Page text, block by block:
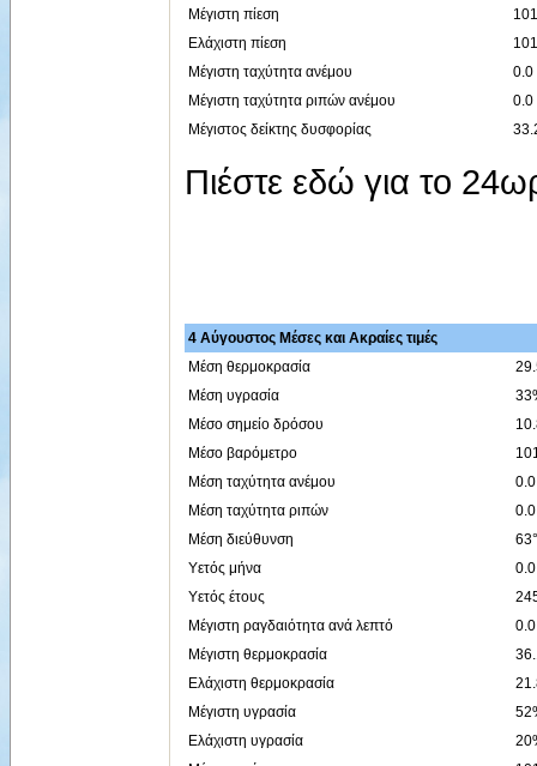
Μέγιστη πίεση
Ελάχιστη πίεση
Μέγιστη ταχύτητα ανέμου
0.0
Μέγιστη ταχύτητα ριπών ανέμου
0.0
Μέγιστος δείκτης δυσφορίας
Πιέστε εδώ για το
4 Αύγουστος Μέσες και Ακραίες τιμές
Μέση θερμοκρασία
Μέση υγρασία
Μέσο σημείο δρόσου
Μέσο βαρόμετρο
Μέση ταχύτητα ανέμου
Μέση ταχύτητα ριπών
Μέση διεύθυνση
Υετός μήνα
Υετός έτους
Μέγιστη ραγδαιότητα ανά λεπτό
Μέγιστη θερμοκρασία
Ελάχιστη θερμοκρασία
Μέγιστη υγρασία
Ελάχιστη υγρασία